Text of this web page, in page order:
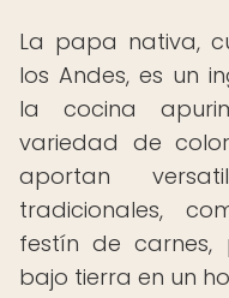
La papa nativa,
los Andes, es un
la cocina
variedad de
aportan
tradicionales,
festín de carnes,
bajo tierra en un